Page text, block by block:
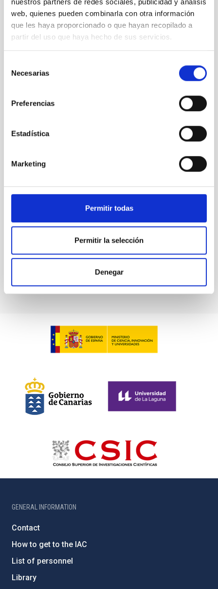
web, quienes pueden combinarla con otra información
que les haya proporcionado o que hayan recopilado a
partir del uso que haya hecho de sus servicios.
Necesarias
Preferencias
Estadística
Marketing
Permitir todas
Permitir la selección
Denegar
GREGOR Solar Telescope
Stella Robotic Observatory
GENERAL INFORMATION
Contact
How to get to the IAC
List of personnel
Library